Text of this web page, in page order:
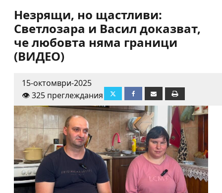
Незрящи, но щастливи:
Светлозара и Васил доказват,
че любовта няма граници
(ВИДЕО)
15-октомври-2025
👁️ 325 преглеждания